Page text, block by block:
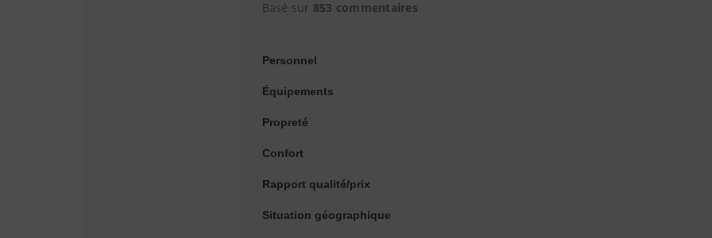
Basé sur 853 commentaires
Personnel
Équipements
Propreté
Confort
Rapport qualité/prix
Situation géographique